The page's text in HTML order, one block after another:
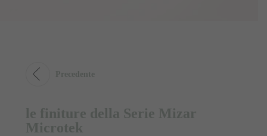
Precedente
le finiture della Serie Mizar
Microtek